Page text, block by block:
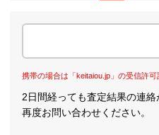
携帯の場合は「keitaiou.jp」の受信許可
2日間経っても査定結果の連
再度お問い合わせください。